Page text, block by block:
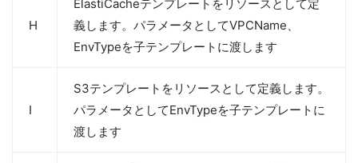
H
ElastiCacheテンプレートをリソースとして定
義します。パラメータとしてVPCName、
EnvTypeを子テンプレートに渡します
I
S3テンプレートをリソースとして定義します。
パラメータとしてEnvTypeを子テンプレートに
渡します